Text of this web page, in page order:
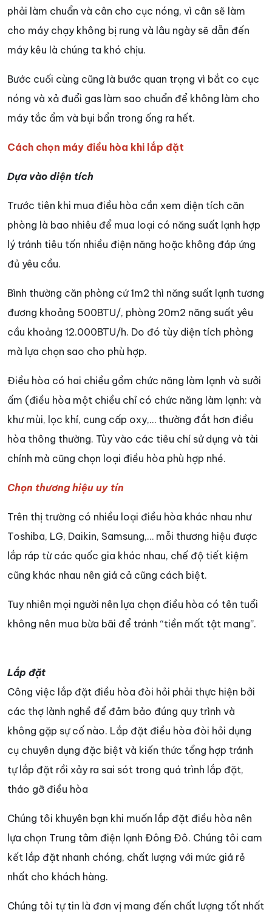
phải làm chuẩn và cân cho cục nóng, vì cân sẽ làm
cho máy chạy không bị rung và lâu ngày sẽ dẫn đến
máy kêu là chúng ta khó chịu.
Bước cuối cùng cũng là bước quan trọng vì bắt co cục
nóng và xả đuổi gas làm sao chuẩn để không làm cho
máy tắc ẩm và bụi bẩn trong ống ra hết.
Cách chọn máy điều hòa khi lắp đặt
Dựa vào diện tích
Trước tiên khi mua điều hòa cần xem diện tích căn
phòng là bao nhiêu để mua loại có năng suất lạnh hợp
lý tránh tiêu tốn nhiều điện năng hoặc không đáp ứng
đủ yêu cầu.
Bình thường căn phòng cứ 1m2 thì năng suất lạnh tương
đương khoảng 500BTU/, phòng 20m2 năng suất yêu
cầu khoảng 12.000BTU/h. Do đó tùy diện tích phòng
mà lựa chọn sao cho phù hợp.
Điều hòa có hai chiều gồm chức năng làm lạnh và sưởi
ấm (điều hòa một chiều chỉ có chức năng làm lạnh: và
khư mùi, lọc khí, cung cấp oxy,… thường đắt hơn điều
hòa thông thường. Tùy vào các tiêu chí sử dụng và tài
chính mà cũng chọn loại điều hòa phù hợp nhé.
Chọn thương hiệu uy tín
Trên thị trường có nhiều loại điều hòa khác nhau như
Toshiba, LG, Daikin, Samsung,… mỗi thương hiệu được
lắp ráp từ các quốc gia khác nhau, chế độ tiết kiệm
cũng khác nhau nên giá cả cũng cách biệt.
Tuy nhiên mọi người nên lựa chọn điều hòa có tên tuổi
không nên mua bừa bãi để tránh “tiền mất tật mang”.
Lắp đặt
Công việc lắp đặt điều hòa đòi hỏi phải thực hiện bởi
các thợ lành nghề để đảm bảo đúng quy trình và
không gặp sự cố nào. Lắp đặt điều hòa đòi hỏi dụng
cụ chuyên dụng đặc biệt và kiến thức tổng hợp tránh
tự lắp đặt rồi xảy ra sai sót trong quá trình lắp đặt,
tháo gỡ điều hòa
Chúng tôi khuyên bạn khi muốn lắp đặt điều hòa nên
lựa chọn Trung tâm điện lạnh Đông Đô. Chúng tôi cam
kết lắp đặt nhanh chóng, chất lượng với mức giá rẻ
nhất cho khách hàng.
Chúng tôi tự tin là đơn vị mang đến chất lượng tốt nhất